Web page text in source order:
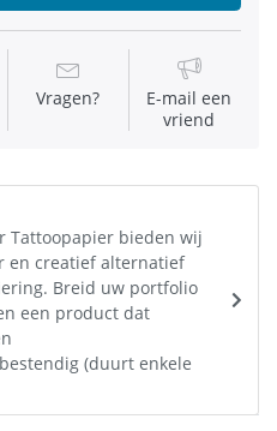
Vragen?
E-mail een
vriend
Tattoopapier bieden wij
en creatief alternatief
Breid uw portfolio
een product dat
(duurt enkele